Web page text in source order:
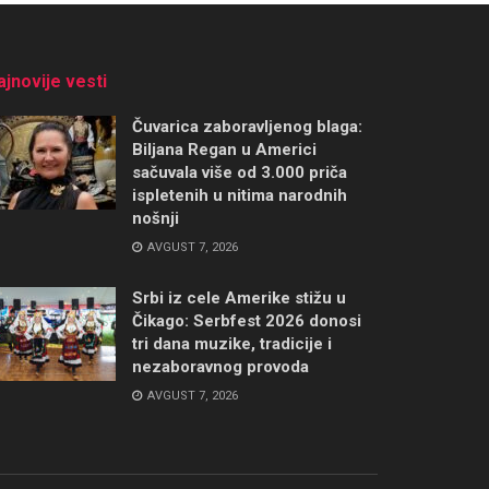
vesti
Čuvarica zaboravljenog blaga:
Biljana Regan u Americi
sačuvala više od 3.000 priča
ispletenih u nitima narodnih
nošnji
AVGUST 7, 2026
Srbi iz cele Amerike stižu u
Čikago: Serbfest 2026 donosi
tri dana muzike, tradicije i
nezaboravnog provoda
AVGUST 7, 2026